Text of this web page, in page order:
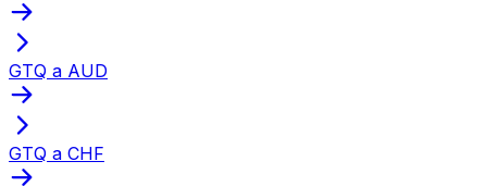
GTQ a AUD
GTQ a CHF